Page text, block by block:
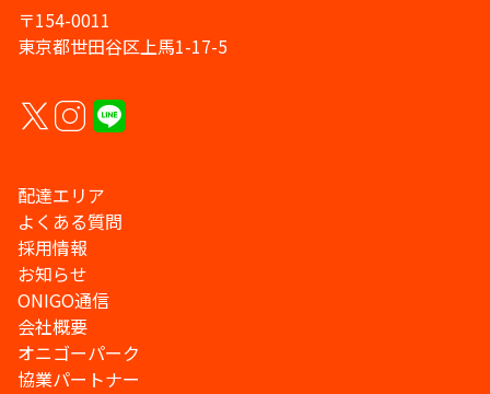
〒154-0011
東京都世田谷区上馬1-17-5
配達エリア
よくある質問
採用情報
お知らせ
ONIGO通信
会社概要
オニゴーパーク
協業パートナー